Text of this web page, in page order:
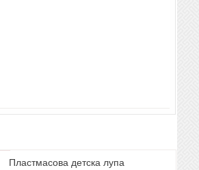
Пластмасова детска лупа